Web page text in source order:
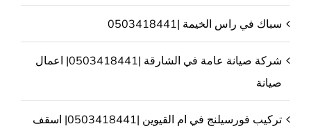
سباك في راس الخيمة |0503418441
شركة صيانة عامة في الشارقة |0503418441| اعمال
صيانة
تركيب فورسيلنج في ام القيوين |0503418441| اسقف